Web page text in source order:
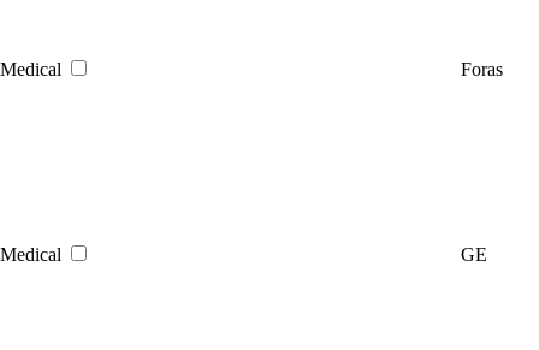
Medical Foras
Medical GE